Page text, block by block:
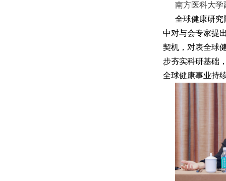
南方医科大
全球健康研
中对与会专家提
契机，对表全球
步夯实科研基础
全球健康事业持